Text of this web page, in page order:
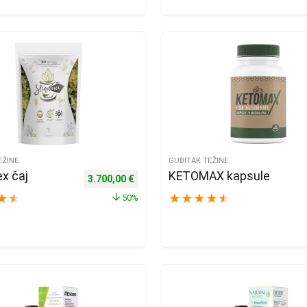
€.
2.000,00 €.
čaj
★
Izvorna cijena bila je: 7.400,00 €.
3.700,00 €Trenutna cijena je: 3.700,00 €.
50%
GUBITAK TEŽINE
KETOMAX kapsule
★ ★ ★ ★ ★